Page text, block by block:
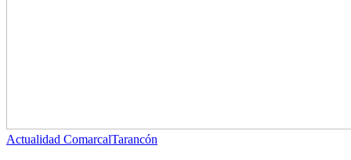
Actualidad ComarcalTarancón